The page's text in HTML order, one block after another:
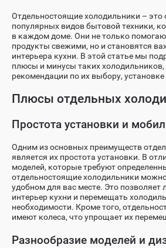
Отдельностоящие холодильники – это
популярных видов бытовой техники,
в каждом доме. Они не только
продукты свежими, но и становятся
интерьера кухни. В этой статье мы
плюсы и минусы таких
рекомендации по их выбору,
Плюсы отдельных
Простота установки и
Одним из основных преимуществ
является их простота установки. В
моделей, которые требуют
отдельностоящие холодильники
удобном для вас месте. Это позволяет
интерьер кухни и перемещать
необходимости. Кроме того,
имеют колеса, что упрощает их
Разнообразие моделей и